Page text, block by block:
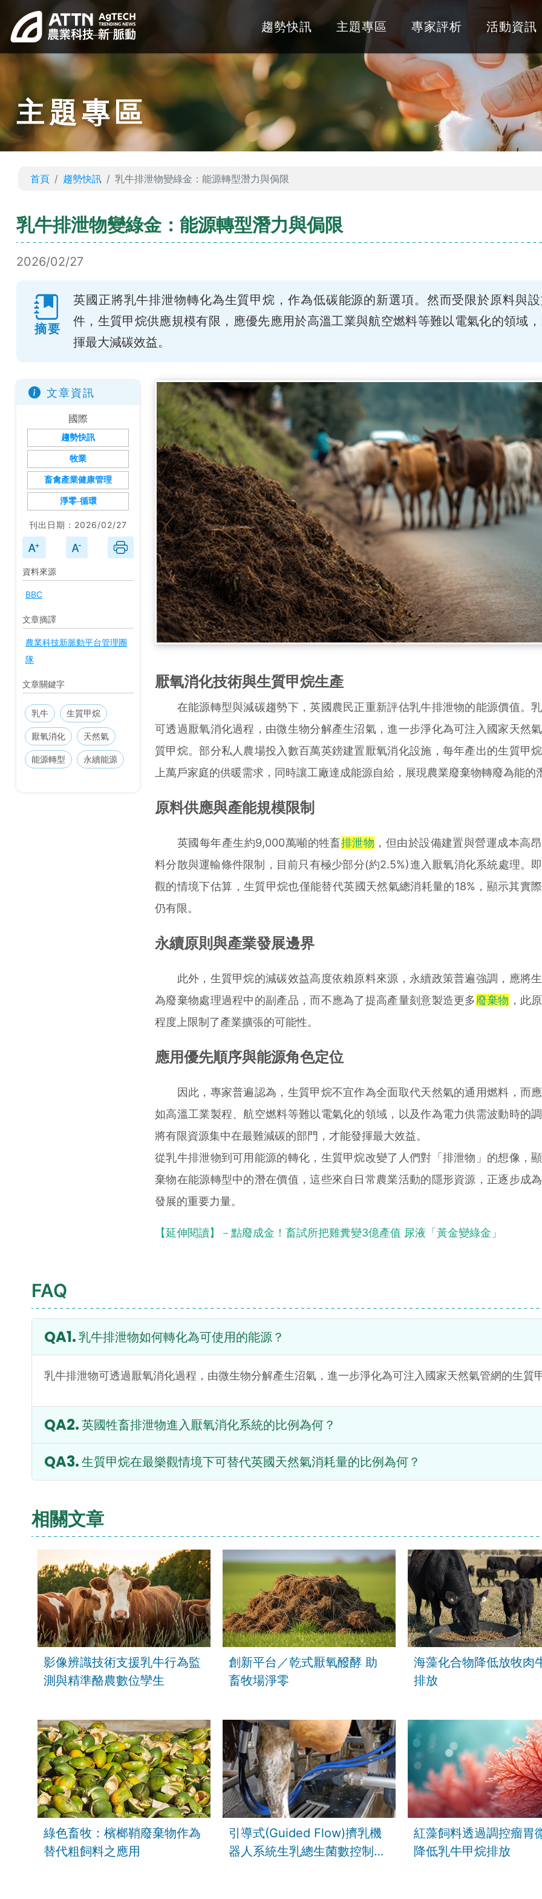
趨勢快訊 主題專區 專家評析 活動資訊
主題專區
首頁 趨勢快訊 乳牛排泄物變綠金：能源轉型潛力與侷限
乳牛排泄物變綠金：能源轉型潛力與侷限
2026/02/27
摘要
英國正將乳牛排泄物轉化為生質甲烷，作為低碳能源的新選項。然而受限於原料與
件，生質甲烷供應規模有限，應優先應用於高溫工業與航空燃料等難以電氣化的領域
揮最大減碳效益。
文章資訊
國際
趨勢快訊
牧業
畜禽產業健康管理
淨零-循環
刊出日期：2026/02/27
資料來源
BBC
文章摘譯
農業科技新脈動平台管理團
隊
文章關鍵字
乳牛 生質甲烷
厭氧消化 天然氣
能源轉型 永續能源
厭氧消化技術與生質甲烷生產
在能源轉型與減碳趨勢下，英國農民正重新評估乳牛排泄物的能源價值。
可透過厭氧消化過程，由微生物分解產生沼氣，進一步淨化為可注入國家天然
質甲烷。部分私人農場投入數百萬英鎊建置厭氧消化設施，每年產出的生質甲
上萬戶家庭的供暖需求，同時讓工廠達成能源自給，展現農業廢棄物轉廢為能的
原料供應與產能規模限制
英國每年產生約9,000萬噸的牲畜排泄物 ，但由於設備建置與營運成本高
料分散與運輸條件限制，目前只有極少部分(約2.5%)進入厭氧消化系統處理。
觀的情境下估算，生質甲烷也僅能替代英國天然氣總消耗量的18%，顯示其實
仍有限。
永續原則與產業發展邊界
此外，生質甲烷的減碳效益高度依賴原料來源，永續政策普遍強調，應將
為廢棄物處理過程中的副產品，而不應為了提高產量刻意製造更多廢棄物 ，此
程度上限制了產業擴張的可能性。
應用優先順序與能源角色定位
因此，專家普遍認為，生質甲烷不宜作為全面取代天然氣的通用燃料，而
如高溫工業製程、航空燃料等難以電氣化的領域，以及作為電力供需波動時的
將有限資源集中在最難減碳的部門，才能發揮最大效益。
從乳牛排泄物到可用能源的轉化，生質甲烷改變了人們對「排泄物」的想像，
棄物在能源轉型中的潛在價值，這些來自日常農業活動的隱形資源，正逐步成
發展的重要力量。
【延伸閱讀】－點廢成金！畜試所把雞糞變3億產值 尿液「黃金變綠金」
FAQ
乳牛排泄物如何轉化為可使用的能源？
乳牛排泄物可透過厭氧消化過程，由微生物分解產生沼氣，進一步淨化為可注入國家天然氣管網的生質
英國牲畜排泄物進入厭氧消化系統的比例為何？
生質甲烷在最樂觀情境下可替代英國天然氣消耗量的比例為何？
相關文章
影像辨識技術支援乳牛行為監
測與精準酪農數位孿生
創新平台／乾式厭氧醱酵 助
畜牧場淨零
海藻化合物降低放牧肉
排放
綠色畜牧：檳榔鞘廢棄物作為
替代粗飼料之應用
引導式(Guided Flow)擠乳機
器人系統生乳總生菌數控制技
紅藻飼料透過調控瘤胃
降低乳牛甲烷排放